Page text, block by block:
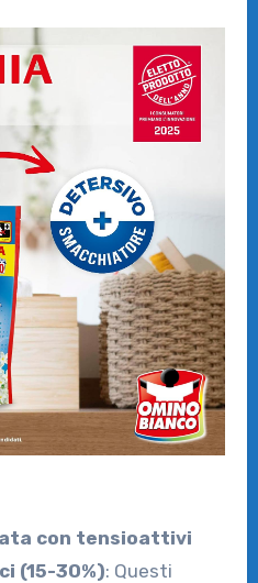
con tensioattivi
(15-30%): Questi